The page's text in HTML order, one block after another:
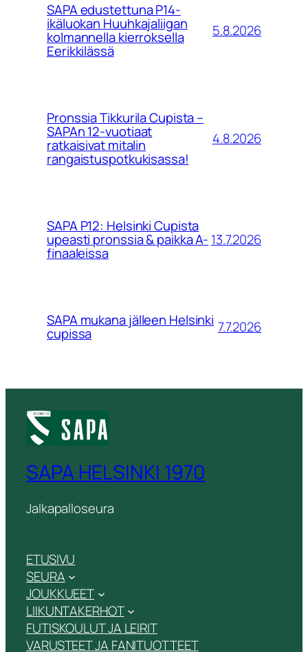
SAPA edustettuna P14-
ikäluokan Huuhkajaliigan
kolmannella kierroksella
Eerikkilässä
5.8.2026
Pronssia Tikkurila Cupista –
SAPAn 12-vuotiaat
ratkaisivat mitalin
rangaistuspotkukisassa!
4.8.2026
SAPA P12: Helsinki Cupista
upeasti pronssia & paikka A-
finaaleissa
13.7.2026
SAPA mukana jälleen Helsinki
cupissa 7.7.2026
SAPA HELSINKI 1970
Jalkapalloseura
ETUSIVU
SEURA
JOUKKUEET
LIIKUNTAKERHOT
FUTISKOULUT JA LEIRIT
VARUSTEET JA FANITUOTTEET